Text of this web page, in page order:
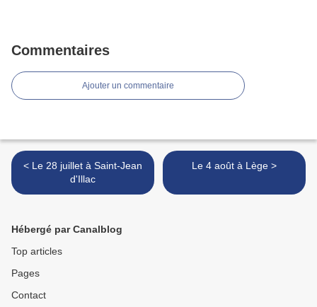
Commentaires
Ajouter un commentaire
< Le 28 juillet à Saint-Jean
d'Illac
Le 4 août à Lège >
Hébergé par Canalblog
Top articles
Pages
Contact